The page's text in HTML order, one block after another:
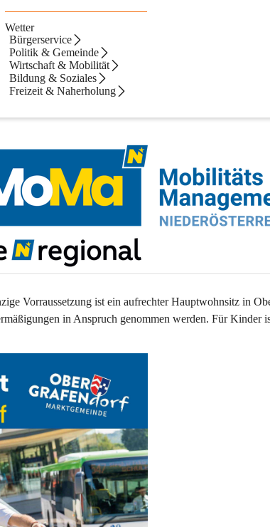
Wetter
Bürgerservice
Politik & Gemeinde
Wirtschaft & Mobilität
Bildung & Soziales
Freizeit & Naherholung
der Verkehrsverbund Ost-Region, die von den Ober-
ab 01.04.2026 entliehen werden kann.
Vorraussetzung ist ein aufrechter Hauptwohnsitz in
in Anspruch genommen werden. Für Kinder